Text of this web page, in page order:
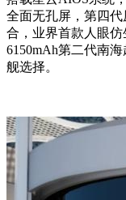
全面无孔屏，第四代
合，业界首款人眼仿
6150mAh第二代南
舰选择。